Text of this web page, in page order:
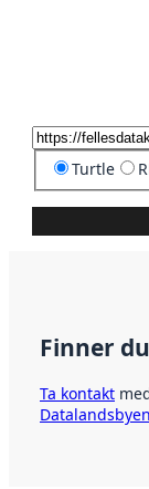
Turtle
Finner
Ta kontakt
Datalandsbyen